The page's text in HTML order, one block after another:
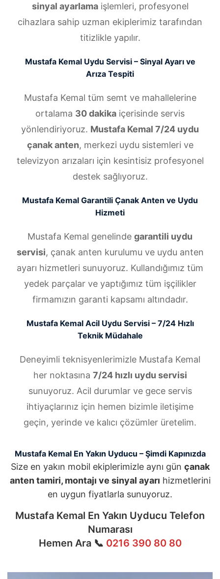
sinyal ayarlamaişlemleri, profesyonel
cihazlara sahip uzman ekiplerimiz tarafından
titizlikle yapılır.
Mustafa Kemal Uydu Servisi – Sinyal Ayarı ve
Arıza Tespiti
Mustafa Kemal tüm semt ve mahallelerine
ortalama 30 dakika içerisinde servis
yönlendiriyoruz. Mustafa Kemal 7/24 uydu
çanak anten, merkezi uydu sistemleri ve
televizyon arızaları için kesintisiz profesyonel
destek sağlıyoruz.
Mustafa Kemal Garantili Çanak Anten ve Uydu
Hizmeti
Mustafa Kemal genelinde garantili uydu
servisi, çanak anten kurulumu ve uydu anten
ayarı hizmetleri sunuyoruz. Kullandığımız tüm
yedek parçalar ve yaptığımız tüm işçilikler
firmamızın garanti kapsamı altındadır.
Mustafa Kemal Acil Uydu Servisi – 7/24 Hızlı
Teknik Müdahale
Deneyimli teknisyenlerimizle Mustafa Kemal
her noktasına 7/24 hızlı uydu servisi
sunuyoruz. Acil durumlar ve gece servis
ihtiyaçlarınız için hemen bizimle iletişime
geçin, yerinde ve kalıcı çözümler üretelim.
Mustafa Kemal En Yakın Uyducu – Şimdi Kapınızda
Size en yakın mobil ekiplerimizle aynı gün çanak
anten tamiri, montajı ve sinyal ayarı hizmetlerini
en uygun fiyatlarla sunuyoruz.
Mustafa Kemal En Yakın Uyducu Telefon
Numarası
Hemen Ara 📞 0216 390 80 80